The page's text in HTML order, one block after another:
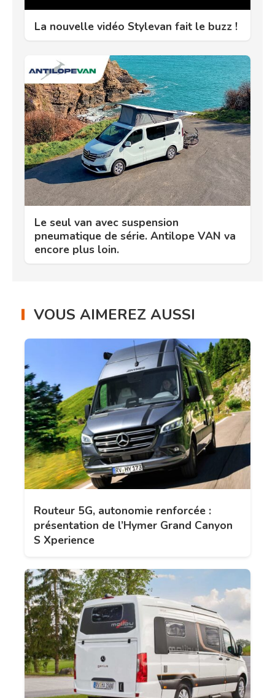
La nouvelle vidéo Stylevan fait le buzz !
Le seul van avec suspension
pneumatique de série. Antilope VAN va
encore plus loin.
VOUS AIMEREZ AUSSI
Routeur 5G, autonomie renforcée :
présentation de l’Hymer Grand Canyon
S Xperience